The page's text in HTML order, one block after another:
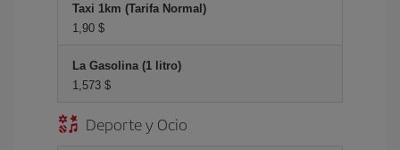
Taxi 1km (Tarifa Normal)
1,90 $
La Gasolina (1 litro)
1,573 $
Deporte y Ocio